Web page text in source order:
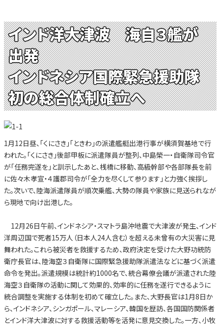
インド洋大津波 海自３艦が
出発
インドネシア国際緊急援助隊
初の総合体制確立へ
1月12日昼、「くにさき」「ときわ」の派遣艦艇出港行事が横須賀基地で行
われた。「くにさき」後部甲板に派遣隊員が整列、中島榮一・自衛隊司令官
が「任務完遂を」と訓示したあと、桟橋に移動、高級幹部や各部隊長を前
に佐々木孝宣・４護郡司令が「全力を尽くして参ります」と力強く挨拶し
た。次いで、陸海派遣隊員が順次乗艦、大勢の隊員や家族に見送られなが
ら現地で向け出港した。
12月26日午前、インドネシア・スマトラ島沖地震で大津波が発生、インド
洋周辺国で死者15万人（日本人24人含む）を超える未曾有の大災害に見
舞われた。これら被災者を救援するため、政府決定を受けた大野功統防
衛庁長官は、陸海空３自衛隊に国際緊急援助隊派遣法などに基づく派遣
命令を発出。派遣規模は統計約1000名で、統合幕僚会議が派遣された陸
海空３自衛隊の活動に関して効果的、効率的に任務を遂行できるように
統合調整を実施する体制を初めて確立した。また、大野長官は1月8日か
ら、インドネシア、シンガポール、マレーシア、韓国を歴訪、各国国防関係者
とインド洋大津波に対する救援活動等を活発に意見交換した。一方、小牧